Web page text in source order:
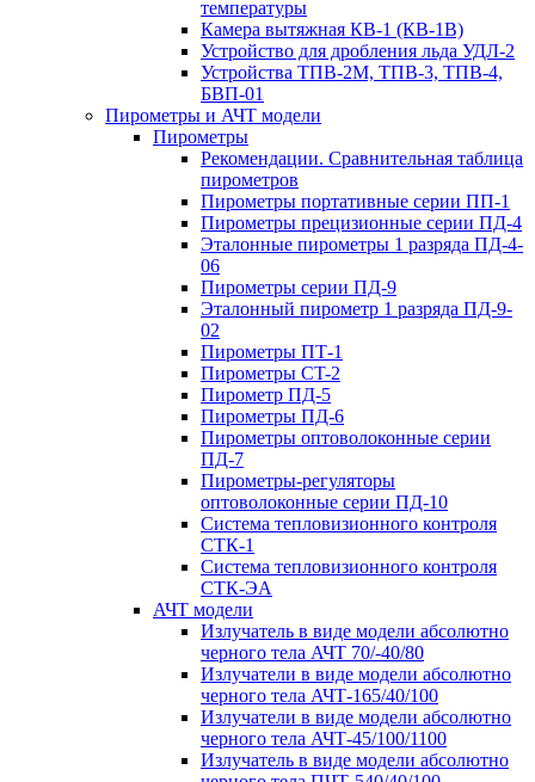
температуры
Камера вытяжная КВ-1 (КВ-1В)
Устройство для дробления льда УДЛ-2
Устройства ТПВ-2М, ТПВ-3, ТПВ-4,
БВП-01
Пирометры и АЧТ модели
Пирометры
Рекомендации. Сравнительная таблица
пирометров
Пирометры портативные серии ПП-1
Пирометры прецизионные серии ПД-4
Эталонные пирометры 1 разряда ПД-4-
06
Пирометры серии ПД-9
Эталонный пирометр 1 разряда ПД-9-
02
Пирометры ПТ-1
Пирометры CT-2
Пирометр ПД-5
Пирометры ПД-6
Пирометры оптоволоконные серии
ПД-7
Пирометры-регуляторы
оптоволоконные серии ПД-10
Система тепловизионного контроля
СТК-1
Система тепловизионного контроля
СТК-ЭА
АЧТ модели
Излучатель в виде модели абсолютно
черного тела АЧТ 70/-40/80
Излучатели в виде модели абсолютно
черного тела АЧТ-165/40/100
Излучатели в виде модели абсолютно
черного тела АЧТ-45/100/1100
Излучатель в виде модели абсолютно